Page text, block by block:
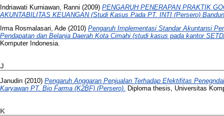
Indriawati Kurniawan, Ranni (2009) PENGARUH PENERAPAN PRAKTIK
AKUNTABILITAS KEUANGAN (Studi Kasus Pada PT. INTI (Persero)
Irma Rosmalasari, Ade (2010) Pengaruh Implementasi Standar Akuntansi
Pendapatan dan Belanja Daerah Kota Cimahi (studi kasus pada kantor
Komputer Indonesia.
J
Janudin (2010) Pengaruh Anggaran Penjualan Terhadap Efektifitas
Karyawan PT. Bio Farma (K2BF) (Persero). Diploma thesis, Universitas
K